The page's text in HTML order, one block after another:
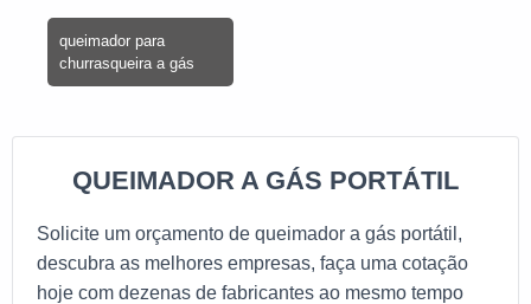
queimador para
churrasqueira a gás
QUEIMADOR A GÁS PORTÁTIL
Solicite um orçamento de queimador a gás portátil,
descubra as melhores empresas, faça uma cotação
hoje com dezenas de fabricantes ao mesmo tempo